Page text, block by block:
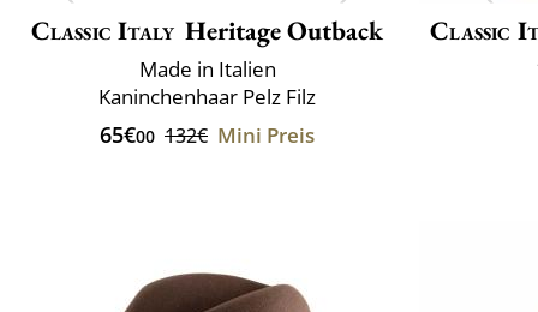
Classic Italy Heritage Outback
Made in Italien
Kaninchenhaar Pelz Filz
65€00 132€ Mini Preis
Classic